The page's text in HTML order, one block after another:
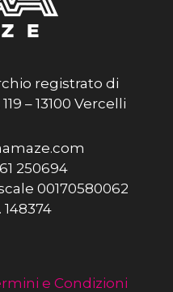
registrato di
– 13100 Vercelli
250694
00170580062
148374
e Condizioni